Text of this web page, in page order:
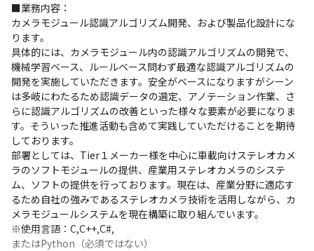
■業務内容：
カメラモジュール認識アルゴリズム開発、および製品化設計にな
ります。
具体的には、カメラモジュール内の認識アルゴリズムの開発で、
機械学習ベース、ルールベース問わず最適な認識アルゴリズムの
開発を実施していただきます。安全がベースになりますがシーン
は多岐にわたるため認識データの選定、アノテーション作業、さ
らに認識アルゴリズムの改善といった様々な要素が必要になりま
す。そういった推進活動も含めて実践していただけることを期待
しております。
部署としては、Tier１メーカー様を中心に車載向けステレオカメ
ラのソフトモジュールの提供、産業用ステレオカメラのシステ
ム、ソフトの提供を行っております。現在は、産業分野に適応す
るため自社の強みであるステレオカメラ技術を活用しながら、カ
メラモジュールシステムを現在構築に取り組んでいます。
※使用言語：C,C++,C#,
またはPython（必須ではない）